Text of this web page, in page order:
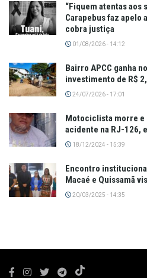
“Fiquem atentas aos
Carapebus faz apelo
cobra justiça
01/08/2026 - 14:12
Bairro APCC ganha
investimento de R$
24/07/2026 - 17:01
Motociclista morre e
acidente na RJ-126,
18/12/2024 - 15:39
Encontro
Macaé e Quissamã
20/03/2025 - 14:35